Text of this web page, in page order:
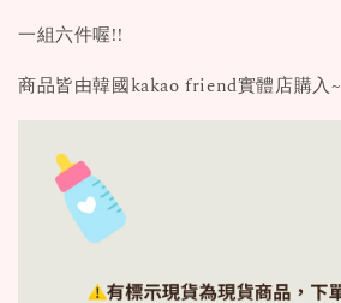
一組六件喔!!
商品皆由韓國kakao friend實體店購入~